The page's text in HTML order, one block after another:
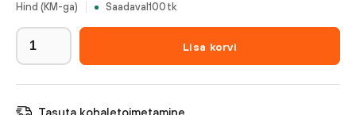
Hind (KM-ga) Saadaval 100 tk
Lisa korvi
Tasuta kohaletoimetamine